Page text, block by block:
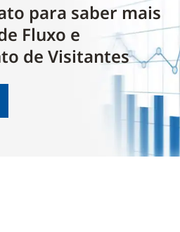
para saber mais
Fluxo e
de Visitantes